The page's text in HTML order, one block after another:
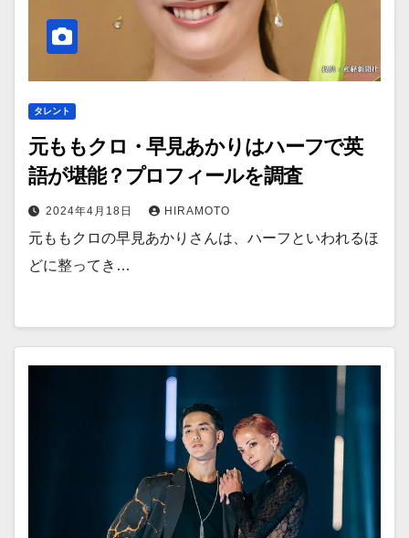
タレント
元ももクロ・早見あかりはハーフで英
語が堪能？プロフィールを調査
2024年4月18日 HIRAMOTO
元ももクロの早見あかりさんは、ハーフといわれるほ
どに整ってき…